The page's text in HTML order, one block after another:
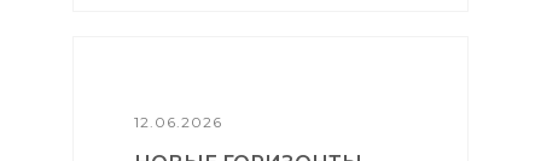
12.06.2026